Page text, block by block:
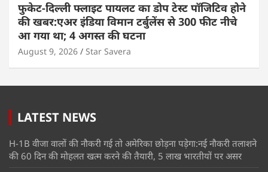
फुकेट-दिल्ली फ्लाइट पायलट का डोप टेस्ट पॉजिटिव होने
की खबर:एअर इंडिया विमान टर्बुलेंस से 300 फीट नीचे
आ गया था; 4 अगस्त की घटना
August 9, 2026 Star Savera
LATEST NEWS
H-1B वीजा वालों की नौकरी गई तो अमेरिका छोड़ना पड़ेगा:नई नौकरी तलाशने
की 60 दिन की मोहलत खत्म करने की तैयारी, 5 लाख भारतीयों पर असर